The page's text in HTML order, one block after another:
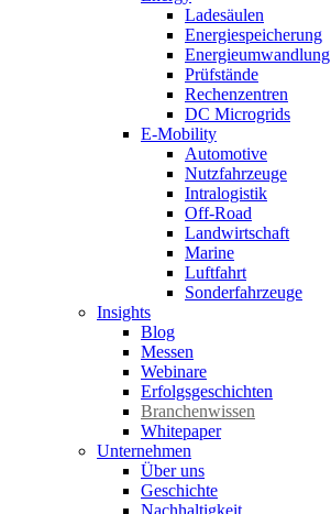
Ladesäulen
Energiespeicherung
Energieumwandlung
Prüfstände
Rechenzentren
DC Microgrids
E-Mobility
Automotive
Nutzfahrzeuge
Intralogistik
Off-Road
Landwirtschaft
Marine
Luftfahrt
Sonderfahrzeuge
Insights
Blog
Messen
Webinare
Erfolgsgeschichten
Branchenwissen
Whitepaper
Unternehmen
Über uns
Geschichte
Nachhaltigkeit